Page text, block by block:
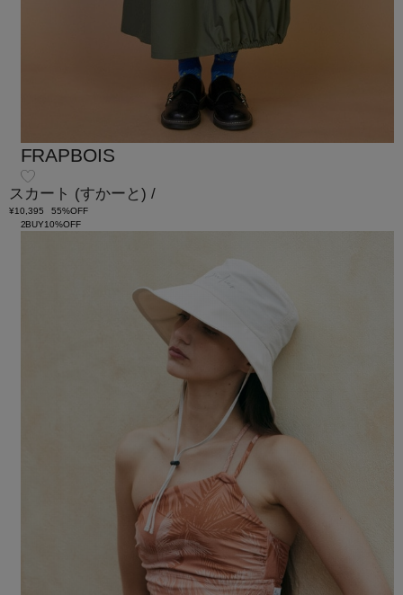
FRAPBOIS
スカート (すかーと) /
¥10,395
55%OFF
2BUY10%OFF